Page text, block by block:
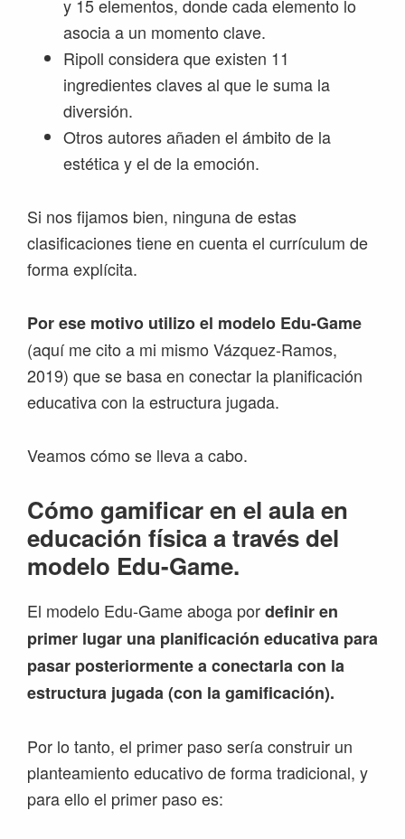
y 15 elementos, donde cada elemento lo
asocia a un momento clave.
Ripoll considera que existen 11
ingredientes claves al que le suma la
diversión.
Otros autores añaden el ámbito de la
estética y el de la emoción.
Si nos fijamos bien, ninguna de estas
clasificaciones tiene en cuenta el currículum de
forma explícita.
Por ese motivo utilizo el modelo Edu-Game
(aquí me cito a mi mismo Vázquez-Ramos,
2019) que se basa en conectar la planificación
educativa con la estructura jugada.
Veamos cómo se lleva a cabo.
Cómo gamificar en el aula en
educación física a través del
modelo Edu-Game.
El modelo Edu-Game aboga pordefinir en
primer lugar una planificación educativa para
pasar posteriormente a conectarla con la
estructura jugada (con la gamificación).
Por lo tanto, el primer paso sería construir un
planteamiento educativo de forma tradicional, y
para ello el primer paso es: